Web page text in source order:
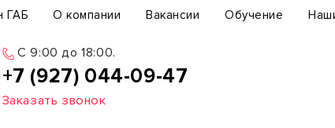
ГАБ О компании Вакансии Обучение
C 9:00 до 18:00.
+7 (927) 044-09-47
Заказать звонок